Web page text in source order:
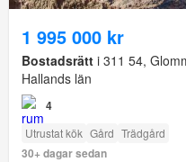
1 995 000 kr
Bostadsrätt i 311 54,
Hallands län
4
Utrustat kök Gård Trädgård
30+ dagar sedan